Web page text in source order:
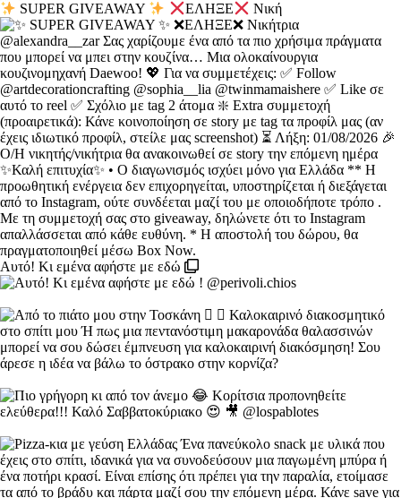
SUPER GIVEAWAY ΕΛΗΞΕ Νική
Αυτό! Κι εμένα αφήστε με εδώ